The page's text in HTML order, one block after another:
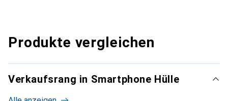
Produkte vergleichen
Verkaufsrang in Smartphone Hülle